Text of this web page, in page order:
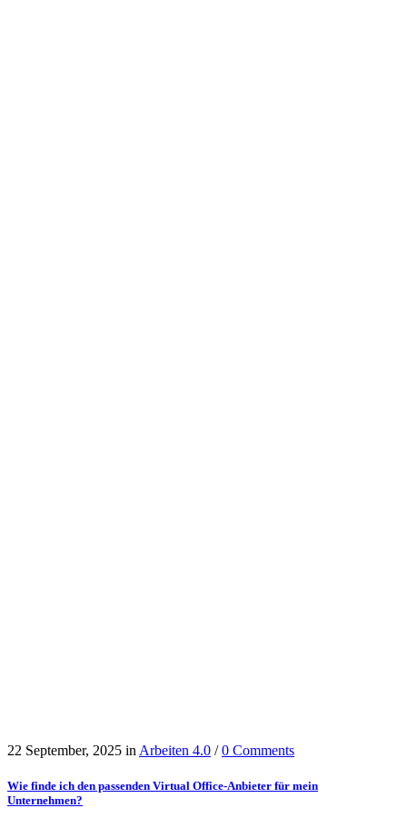
22 September, 2025 in Arbeiten 4.0 /0 Comments
Wie finde ich den passenden Virtual Office-Anbieter für mein
Unternehmen?